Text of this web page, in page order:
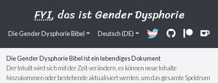
FYI, das ist Gender Dysphorie
Die Gender Dysphorie Bibel Deutsch (DE)
Die Gender Dysphorie Bibel ist ein lebendiges Dokument
Der Inhalt wird sich mit der Zeit verändern, es können neue Inhalte
hinzukommen oder bestehende aktualisiert werden, um das gesamte Spektrum